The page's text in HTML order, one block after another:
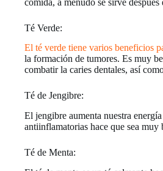
Té Verde:
El té verde tiene varios beneficios
la formación de tumores. Es muy
combatir la caries dentales, así
Té de Jengibre:
El jengibre aumenta nuestra
antiinflamatorias hace que sea
Té de Menta: